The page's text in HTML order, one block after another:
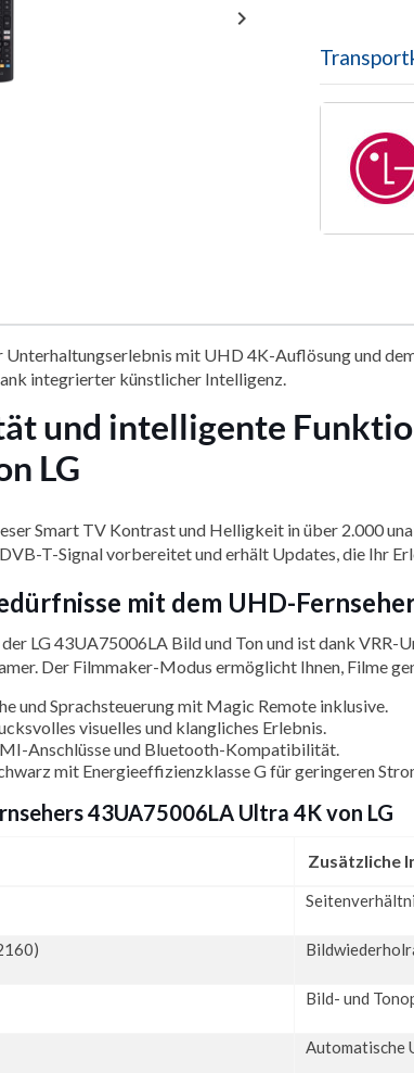

mit UHD 4K-Auflösung und
integrierter künstlicher Intelligenz.
und intelligente
LG
Smart TV Kontrast und Helligkeit in über 2.000
T-Signal vorbereitet und erhält Updates, die Ihr
mit dem UHD-
LG 43UA75006LA Bild und Ton und ist dank
Der Filmmaker-Modus ermöglicht Ihnen, Filme
und Sprachsteuerung mit Magic Remote inklusive.
visuelles und klangliches Erlebnis.
Anschlüsse und Bluetooth-Kompatibilität.
mit Energieeffizienzklasse G für geringeren
43UA75006LA Ultra 4K von LG
Zusätzliche
Bild- und
Automatische